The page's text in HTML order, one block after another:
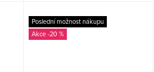
Poslední možnost nákupu
-20 %